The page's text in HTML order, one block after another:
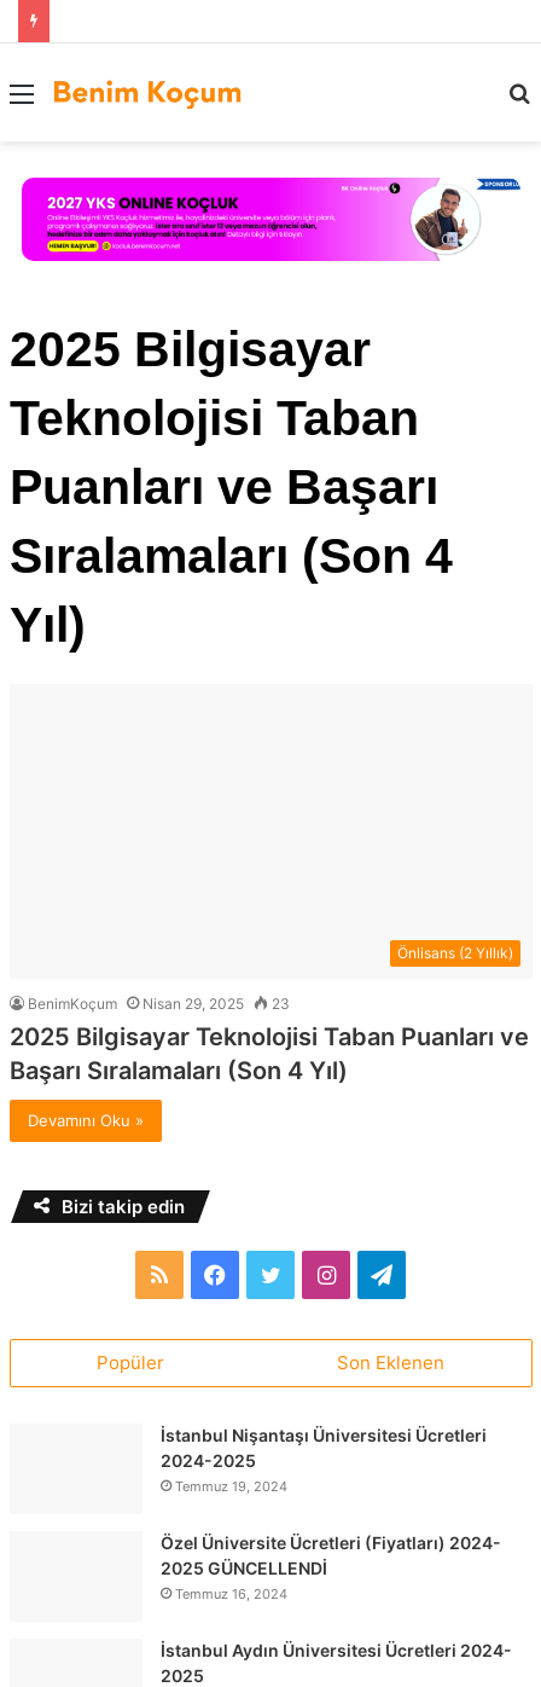
Menü
2025 Bilgisayar
Teknolojisi Taban
Puanları ve Başarı
Sıralamaları (Son 4
Yıl)
Önlisans (2 Yıllık)
BenimKoçum Nisan 29, 2025 23
2025 Bilgisayar Teknolojisi Taban Puanları ve
Başarı Sıralamaları (Son 4 Yıl)
Devamını Oku »
Bizi takip edin
RSS Facebook
TwitterInstagramTelegram
Popüler Son Eklenen
İstanbul Nişantaşı Üniversitesi Ücretleri
2024-2025
Temmuz 19, 2024
Özel Üniversite Ücretleri (Fiyatları) 2024-
2025 GÜNCELLENDİ
Temmuz 16, 2024
İstanbul Aydın Üniversitesi Ücretleri 2024-
2025